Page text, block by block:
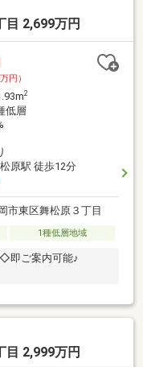
目 2,699万円
円）
2
低層
原駅 徒歩12分
市東区舞松原３丁目
1種低層地域
即ご案内可能♪
目 2,999万円